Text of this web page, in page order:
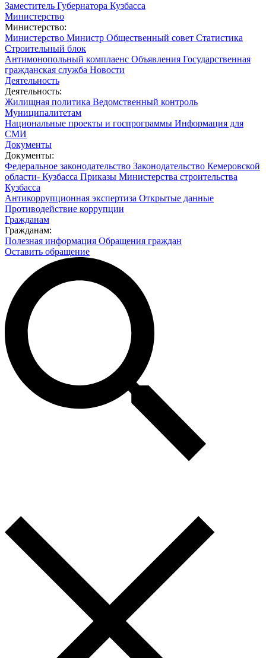
Заместитель Губернатора Кузбасса
Министерство
Министерство:
Министерство Министр Общественный совет Статистика
Строительный блок
Антимонопольный комплаенс Объявления Государственная
гражданская служба Новости
Деятельность
Деятельность:
Жилищная политика Ведомственный контроль
Муниципалитетам
Национальные проекты и госпрограммы Информация для
СМИ
Документы
Документы:
Федеральное законодательство Законодательство Кемеровской
области- Кузбасса Приказы Министерства строительства
Кузбасса
Антикоррупционная экспертиза Открытые данные
Противодействие коррупции
Гражданам
Гражданам:
Полезная информация Обращения граждан
Оставить обращение